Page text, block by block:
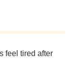
feel tired after